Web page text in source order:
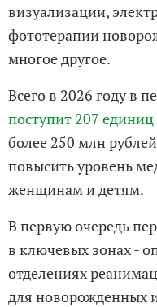
визуализации,
фототерапии
многое другое.
Всего в 2026 году в
поступит 207
более 250 млн
повысить уровень
женщинам и детям.
В первую очередь
в ключевых зонах -
отделениях
для новорожденных